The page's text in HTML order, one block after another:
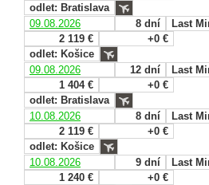
odlet: Bratislava
09.08.2026
8 dní
Last
2 119 €
+0 €
odlet: Košice
09.08.2026
12 dní
Last
1 404 €
+0 €
odlet: Bratislava
10.08.2026
8 dní
Last
2 119 €
+0 €
odlet: Košice
10.08.2026
9 dní
Last
1 240 €
+0 €